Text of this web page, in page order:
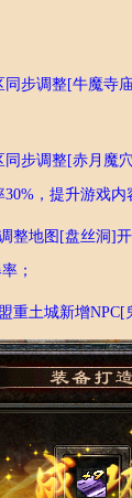
同步调整[牛魔寺
同步调整[赤月魔
，提升游戏
整地图 [盘丝洞]
；
重土城新增NPC[